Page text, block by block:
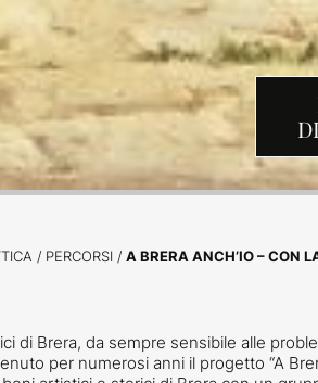
/ PERCORSI / A BRERA ANCH’IO – CON
di Brera, da sempre sensibile alle
per numerosi anni il progetto “A